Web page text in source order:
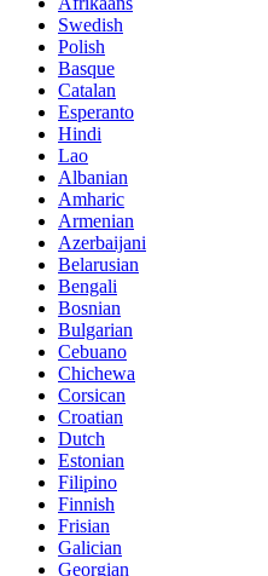
Swedish
Polish
Basque
Catalan
Esperanto
Hindi
Lao
Albanian
Amharic
Armenian
Azerbaijani
Belarusian
Bengali
Bosnian
Bulgarian
Cebuano
Chichewa
Corsican
Croatian
Dutch
Estonian
Filipino
Finnish
Frisian
Galician
Georgian